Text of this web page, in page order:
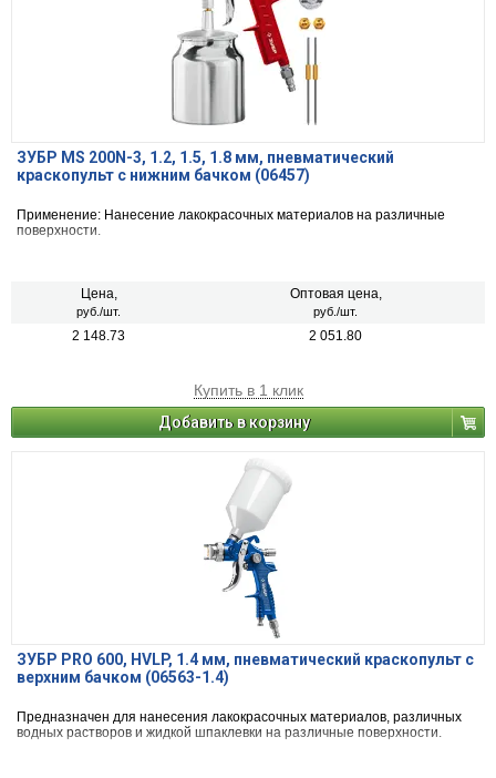
ЗУБР MS 200N-3, 1.2, 1.5, 1.8 мм, пневматический
краскопульт с нижним бачком (06457)
Применение: Нанесение лакокрасочных материалов на различные
поверхности.
Цена,
руб./шт.
Оптовая цена,
руб./шт.
2 148.73 2 051.80
Купить в 1 клик
Добавить в корзину
ЗУБР PRO 600, HVLP, 1.4 мм, пневматический краскопульт с
верхним бачком (06563-1.4)
Предназначен для нанесения лакокрасочных материалов, различных
водных растворов и жидкой шпаклевки на различные поверхности.